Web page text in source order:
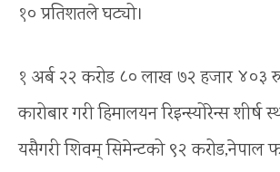
१० प्रतिशतले घट्यो।
१ अर्ब २२ करोड ८० लाख ७२ हजार ४०३
कारोबार गरी हिमालयन रिइन्स्योरेन्स शीर्ष
यसैगरी शिवम् सिमेन्टको ९२ करोड,नेपाल